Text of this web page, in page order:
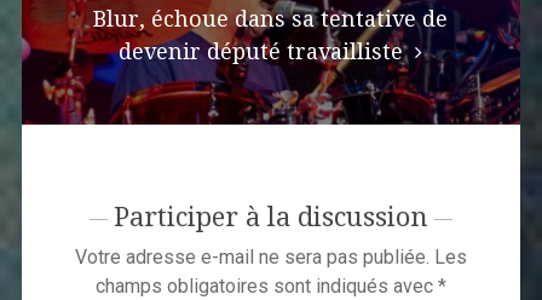
Blur, échoue dans sa tentative de
devenir député travailliste
Participer à la discussion
Votre adresse e-mail ne sera pas publiée. Les
champs obligatoires sont indiqués avec *